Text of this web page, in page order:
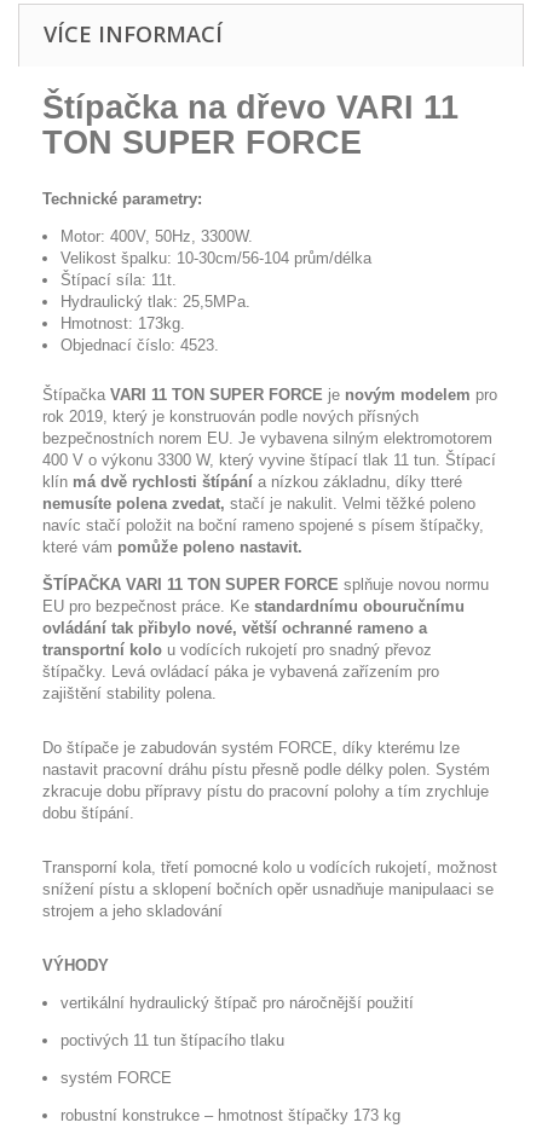
VÍCE INFORMACÍ
Štípačka na dřevo VARI 11
TON SUPER FORCE
Technické parametry:
Motor: 400V, 50Hz, 3300W.
Velikost špalku: 10-30cm/56-104 prům/délka
Štípací síla: 11t.
Hydraulický tlak: 25,5MPa.
Hmotnost: 173kg.
Objednací číslo: 4523.
Štípačka VARI 11 TON SUPER FORCE je novým modelem pro
rok 2019, který je konstruován podle nových přísných
bezpečnostních norem EU. Je vybavena silným elektromotorem
400 V o výkonu 3300 W, který vyvine štípací tlak 11 tun. Štípací
klín má dvě rychlosti štípání a nízkou základnu, díky tteré
nemusíte polena zvedat, stačí je nakulit. Velmi těžké poleno
navíc stačí položit na boční rameno spojené s písem štípačky,
které vám pomůže poleno nastavit.
ŠTÍPAČKA VARI 11 TON SUPER FORCE splňuje novou normu
EU pro bezpečnost práce. Ke standardnímu obouručnímu
ovládání tak přibylo nové, větší ochranné rameno a
transportní kolo u vodících rukojetí pro snadný převoz
štípačky. Levá ovládací páka je vybavená zařízením pro
zajištění stability polena.
Do štípače je zabudován systém FORCE, díky kterému lze
nastavit pracovní dráhu pístu přesně podle délky polen. Systém
zkracuje dobu přípravy pístu do pracovní polohy a tím zrychluje
dobu štípání.
Transporní kola, třetí pomocné kolo u vodících rukojetí, možnost
snížení pístu a sklopení bočních opěr usnadňuje manipulaaci se
strojem a jeho skladování
VÝHODY
vertikální hydraulický štípač pro náročnější použití
poctivých 11 tun štípacího tlaku
systém FORCE
robustní konstrukce – hmotnost štípačky 173 kg